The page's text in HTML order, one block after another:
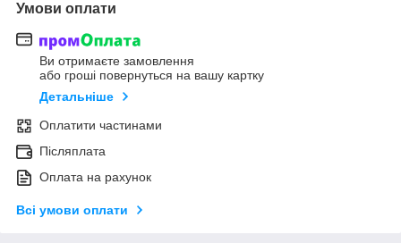
Умови оплати
Ви отримаєте замовлення
або гроші повернуться на вашу картку
Детальніше
Оплатити частинами
Післяплата
Оплата на рахунок
Всі умови оплати